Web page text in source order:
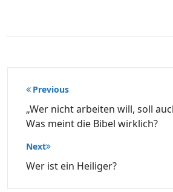
Beitragsnavigation
Previous
„Wer nicht arbeiten will, soll
Was meint die Bibel wirklich?
Next
Wer ist ein Heiliger?